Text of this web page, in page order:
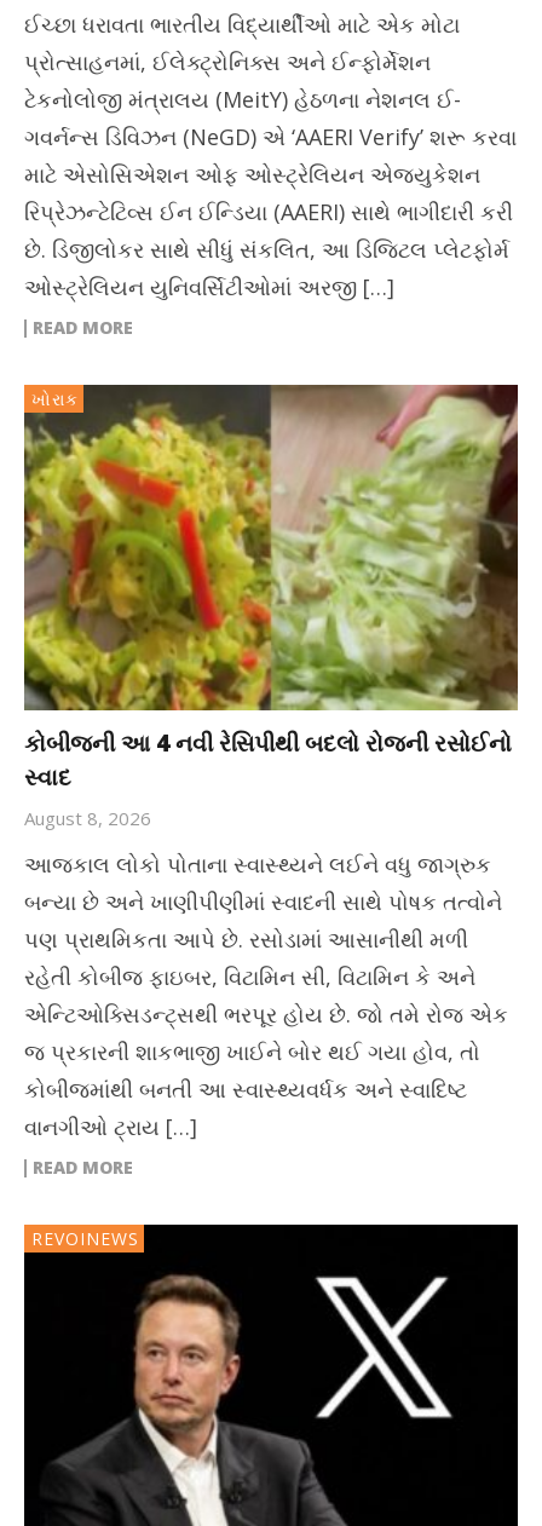
ઈચ્છા ધરાવતા ભારતીય વિદ્યાર્થીઓ માટે એક મોટા
પ્રોત્સાહનમાં, ઈલેક્ટ્રોનિક્સ અને ઈન્ફોર્મેશન
ટેકનોલોજી મંત્રાલય (MeitY) હેઠળના નેશનલ ઈ-
ગવર્નન્સ ડિવિઝન (NeGD) એ ‘AAERI Verify’ શરૂ કરવા
માટે એસોસિએશન ઓફ ઓસ્ટ્રેલિયન એજ્યુકેશન
રિપ્રેઝન્ટેટિવ્સ ઈન ઈન્ડિયા (AAERI) સાથે ભાગીદારી કરી
છે. ડિજીલોકર સાથે સીધું સંકલિત, આ ડિજિટલ પ્લેટફોર્મ
ઓસ્ટ્રેલિયન યુનિવર્સિટીઓમાં અરજી […]
READ MORE
ખોરાક
કોબીજની આ 4 નવી રેસિપીથી બદલો રોજની રસોઈનો
સ્વાદ
August 8, 2026
આજકાલ લોકો પોતાના સ્વાસ્થ્યને લઈને વધુ જાગ્રુક
બન્યા છે અને ખાણીપીણીમાં સ્વાદની સાથે પોષક તત્વોને
પણ પ્રાથમિકતા આપે છે. રસોડામાં આસાનીથી મળી
રહેતી કોબીજ ફાઇબર, વિટામિન સી, વિટામિન કે અને
એન્ટિઓક્સિડન્ટ્સથી ભરપૂર હોય છે. જો તમે રોજ એક
જ પ્રકારની શાકભાજી ખાઈને બોર થઈ ગયા હોવ, તો
કોબીજમાંથી બનતી આ સ્વાસ્થ્યવર્ધક અને સ્વાદિષ્ટ
વાનગીઓ ટ્રાય […]
READ MORE
REVOINEWS